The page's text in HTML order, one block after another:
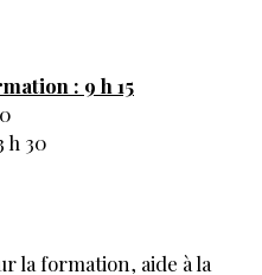
: 9 h 15
h 30
la formation, aide à la